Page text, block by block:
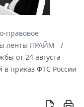
правовое
ленты ПРАЙМ
от 24 августа
в приказ ФТС России